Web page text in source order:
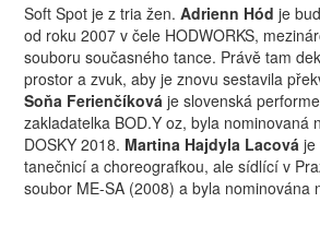
Soft Spot je z tria žen.Adrienn Hód je
od roku 2007 v čele HODWORKS,
souboru současného tance. Právě tam
prostor a zvuk, aby je znovu sestavila
Soňa Ferienčíková je slovenská
zakladatelka BOD.Y oz, byla nominovaná
DOSKY 2018. Martina Hajdyla Lacová je
tanečnicí a choreografkou, ale sídlící v
soubor ME-SA (2008) a byla nominována